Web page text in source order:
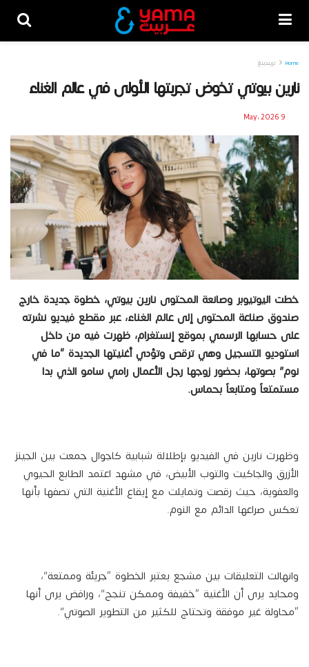
Home تريندينغ
نارين بيوتي تخوض تجربتها الأولى في عالم الغناء
9 May، 2026
خطت اليوتيوبر وصانعة المحتوى نارين بيوتي، خطوة جديدة خارج
صندوق صناعة المحتوى إلى عالم الغناء، عبر مقطع فيديو نشرته
على حسابها الرسمي بموقع إنستغرام، ظهرت فيه من داخل
استوديو التسجيل وهي ترقص وتؤدي أغنيتها الجديدة “ما في
نوم” بصوتها، بحضور زوجها رجل الأعمال رامي سامو الذي بدا
مستمتعاً ومتابعاً بحماس.
وظهرت نارين في الفيديو بإطلالة شبابية كاجوال جمعت بين الجينز
الأزرق والجاكيت والتوب الأبيض، في مشهد اعتمد الطابع الحيوي
والعفوية، حيث رقصت وتمايلت مع إيقاع الأغنية التي تصفها بأنها
تعكس صراعها الدائم مع النوم.
وانهالت التعليقات بين مشجع يعتبر الخطوة “جريئة وممتعة”،
ومحايد يرى أن الأغنية “خفيفة وممكن تنجح”، ورافض يرى أنها
“محاولة غير موفقة وتحتاج للكثير من التطوير الصوتي”.